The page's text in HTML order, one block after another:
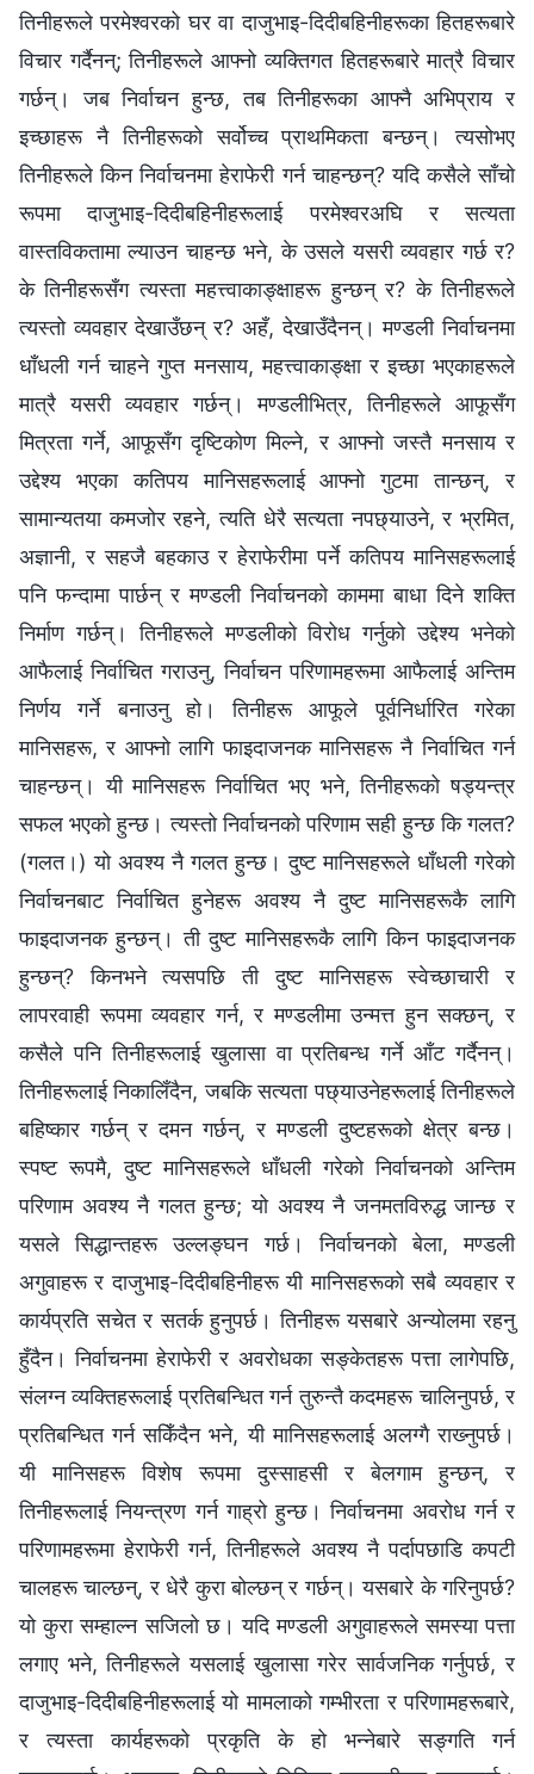
तिनीहरूले परमेश्‍वरको घर वा दाजुभाइ-दिदीबहिनीहरूका हितहरूबारे
विचार गर्दैनन्; तिनीहरूले आफ्नो व्यक्तिगत हितहरूबारे मात्रै विचार
गर्छन्। जब निर्वाचन हुन्छ, तब तिनीहरूका आफ्नै अभिप्राय र
इच्छाहरू नै तिनीहरूको सर्वोच्च प्राथमिकता बन्छन्। त्यसोभए
तिनीहरूले किन निर्वाचनमा हेराफेरी गर्न चाहन्छन्? यदि कसैले साँचो
रूपमा दाजुभाइ-दिदीबहिनीहरूलाई परमेश्‍वरअघि र सत्यता
वास्तविकतामा ल्याउन चाहन्छ भने, के उसले यसरी व्यवहार गर्छ र?
के तिनीहरूसँग त्यस्ता महत्त्वाकाङ्क्षाहरू हुन्छन् र? के तिनीहरूले
त्यस्तो व्यवहार देखाउँछन् र? अहँ, देखाउँदैनन्। मण्डली निर्वाचनमा
धाँधली गर्न चाहने गुप्त मनसाय, महत्त्वाकाङ्क्षा र इच्छा भएकाहरूले
मात्रै यसरी व्यवहार गर्छन्। मण्डलीभित्र, तिनीहरूले आफूसँग
मित्रता गर्ने, आफूसँग दृष्टिकोण मिल्‍ने, र आफ्‍नो जस्तै मनसाय र
उद्देश्य भएका कतिपय मानिसहरूलाई आफ्नो गुटमा तान्छन्, र
सामान्यतया कमजोर रहने, त्यति धेरै सत्यता नपछ्याउने, र भ्रमित,
अज्ञानी, र सहजै बहकाउ र हेराफेरीमा पर्ने कतिपय मानिसहरूलाई
पनि फन्दामा पार्छन् र मण्डली निर्वाचनको काममा बाधा दिने शक्ति
निर्माण गर्छन्। तिनीहरूले मण्डलीको विरोध गर्नुको उद्देश्य भनेको
आफैलाई निर्वाचित गराउनु, निर्वाचन परिणामहरूमा आफैलाई अन्तिम
निर्णय गर्ने बनाउनु हो। तिनीहरू आफूले पूर्वनिर्धारित गरेका
मानिसहरू, र आफ्नो लागि फाइदाजनक मानिसहरू नै निर्वाचित गर्न
चाहन्छन्। यी मानिसहरू निर्वाचित भए भने, तिनीहरूको षड्यन्त्र
सफल भएको हुन्छ। त्यस्तो निर्वाचनको परिणाम सही हुन्छ कि गलत?
(गलत।) यो अवश्य नै गलत हुन्छ। दुष्ट मानिसहरूले धाँधली गरेको
निर्वाचनबाट निर्वाचित हुनेहरू अवश्य नै दुष्ट मानिसहरूकै लागि
फाइदाजनक हुन्छन्। ती दुष्ट मानिसहरूकै लागि किन फाइदाजनक
हुन्छन्? किनभने त्यसपछि ती दुष्ट मानिसहरू स्वेच्छाचारी र
लापरवाही रूपमा व्यवहार गर्न, र मण्डलीमा उन्मत्त हुन सक्छन्, र
कसैले पनि तिनीहरूलाई खुलासा वा प्रतिबन्ध गर्ने आँट गर्दैनन्।
तिनीहरूलाई निकालिँदैन, जबकि सत्यता पछ्याउनेहरूलाई तिनीहरूले
बहिष्कार गर्छन् र दमन गर्छन्, र मण्डली दुष्टहरूको क्षेत्र बन्‍छ।
स्पष्ट रूपमै, दुष्ट मानिसहरूले धाँधली गरेको निर्वाचनको अन्तिम
परिणाम अवश्य नै गलत हुन्छ; यो अवश्य नै जनमतविरुद्ध जान्छ र
यसले सिद्धान्तहरू उल्लङ्घन गर्छ। निर्वाचनको बेला, मण्डली
अगुवाहरू र दाजुभाइ-दिदीबहिनीहरू यी मानिसहरूको सबै व्यवहार र
कार्यप्रति सचेत र सतर्क हुनुपर्छ। तिनीहरू यसबारे अन्योलमा रहनु
हुँदैन। निर्वाचनमा हेराफेरी र अवरोधका सङ्केतहरू पत्ता लागेपछि,
संलग्‍न व्यक्तिहरूलाई प्रतिबन्धित गर्न तुरुन्तै कदमहरू चालिनुपर्छ, र
प्रतिबन्धित गर्न सकिँदैन भने, यी मानिसहरूलाई अलग्‍गै राख्‍नुपर्छ।
यी मानिसहरू विशेष रूपमा दुस्साहसी र बेलगाम हुन्छन्, र
तिनीहरूलाई नियन्त्रण गर्न गाह्रो हुन्छ। निर्वाचनमा अवरोध गर्न र
परिणामहरूमा हेराफेरी गर्न, तिनीहरूले अवश्य नै पर्दापछाडि कपटी
चालहरू चाल्छन्, र धेरै कुरा बोल्छन् र गर्छन्। यसबारे के गरिनुपर्छ?
यो कुरा सम्हाल्न सजिलो छ। यदि मण्डली अगुवाहरूले समस्या पत्ता
लगाए भने, तिनीहरूले यसलाई खुलासा गरेर सार्वजनिक गर्नुपर्छ, र
दाजुभाइ-दिदीबहिनीहरूलाई यो मामलाको गम्भीरता र परिणामहरूबारे,
र त्यस्ता कार्यहरूको प्रकृति के हो भन्‍नेबारे सङ्गति गर्न